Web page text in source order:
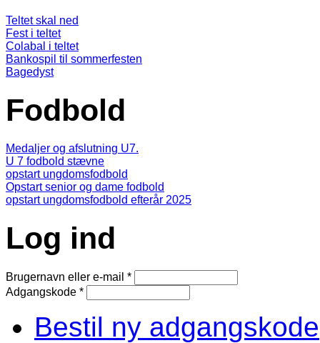
Teltet skal ned
Fest i teltet
Colabal i teltet
Bankospil til sommerfesten
Bagedyst
Fodbold
Medaljer og afslutning U7.
U 7 fodbold stævne
opstart ungdomsfodbold
Opstart senior og dame fodbold
opstart ungdomsfodbold efterår 2025
Log ind
Brugernavn eller e-mail *
Adgangskode *
Bestil ny adgangskode